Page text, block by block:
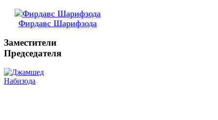
Фирдавс Шарифзода
Заместители
Председателя